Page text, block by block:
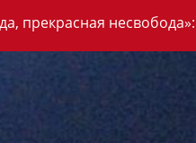
прекрасная